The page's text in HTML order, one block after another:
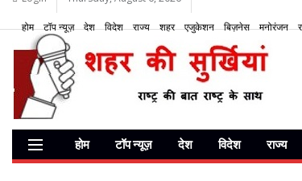
होम टॉप न्यूज़ देश विदेश राज्य शहर एजुकेशन बिज़नेस मनोरंजन
होम टॉप न्यूज़ देश विदेश राज्य